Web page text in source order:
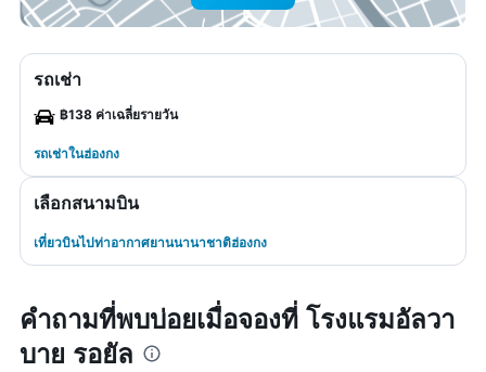
รถเช่า
฿138 ค่าเฉลี่ยรายวัน
รถเช่าในฮ่องกง
เลือกสนามบิน
เที่ยวบินไปท่าอากาศยานนานาชาติฮ่องกง
คำถามที่พบบ่อยเมื่อจองที่ โรงแรมอัลวา
บาย รอยัล